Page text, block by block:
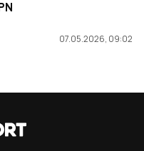
07.05.2026, 09:02